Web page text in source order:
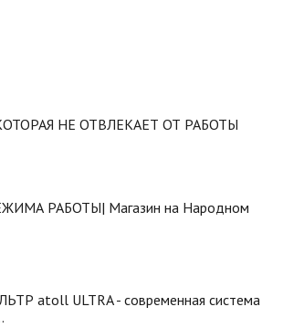
НЕ ОТВЛЕКАЕТ ОТ РАБОТЫ
РАБОТЫ| Магазин на Народном
atoll ULTRA - современная система